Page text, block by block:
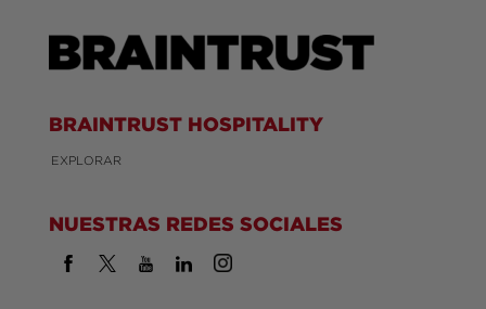
BRAINTRUST HOSPITALITY
EXPLORAR
NUESTRAS REDES SOCIALES